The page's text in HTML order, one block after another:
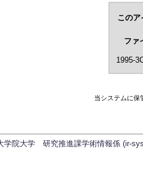
このア
ファ
1995-
当システムに保
学院大学 研究推進課学術情報係 (ir-